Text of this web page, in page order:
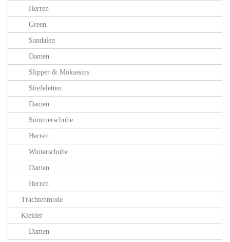
Herren
Green
Sandalen
Damen
Slipper & Mokassins
Stiefeletten
Damen
Sommerschuhe
Herren
Winterschuhe
Damen
Herren
Trachtenmode
Kleider
Damen